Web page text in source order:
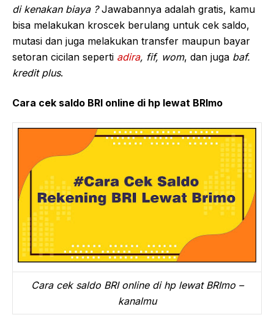
di kenakan biaya ?Jawabannya adalah gratis, kamu
bisa melakukan kroscek berulang untuk cek saldo,
mutasi dan juga melakukan transfer maupun bayar
setoran cicilan seperti adira, fif, wom, dan juga baf.
kredit plus.
Cara cek saldo BRI online di hp lewat BRImo
Cara cek saldo BRI online di hp lewat BRImo –
kanalmu